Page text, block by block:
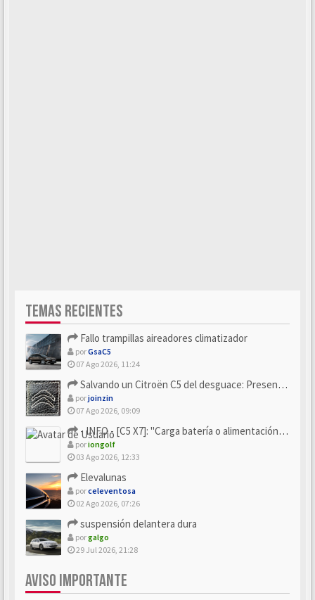
TEMAS RECIENTES
Fallo trampillas aireadores climatizador
porGsaC5
07 Ago 2026, 11:24
Salvando un Citroën C5 del desguace: Presentación y seguimiento
porjoinzin
07 Ago 2026, 09:09
- INFO - [C5 X7]: "Carga batería o alimentación eléctri...
poriongolf
03 Ago 2026, 12:33
Elevalunas
porceleventosa
02 Ago 2026, 07:26
suspensión delantera dura
porgalgo
29 Jul 2026, 21:28
AVISO IMPORTANTE